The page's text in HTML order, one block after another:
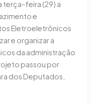
terça-feira (29) a
e
Eletroeletrônicos
e organizar a
da administração
passou por
dos Deputados,